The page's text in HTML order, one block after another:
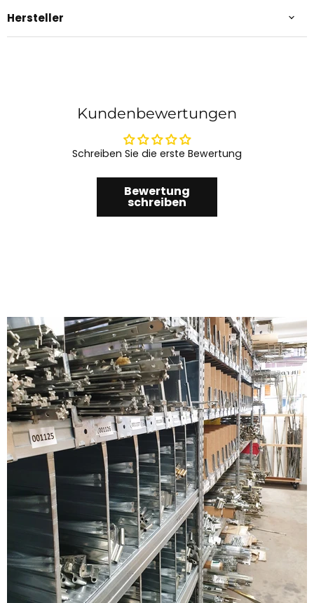
Hersteller
Kundenbewertungen
Schreiben Sie die erste Bewertung
Bewertung
schreiben